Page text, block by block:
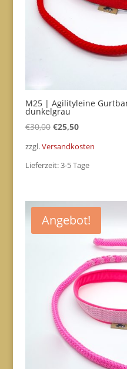
M25 | Agilityleine
dunkelgrau
€30,00 Ursprünglicher
€30,00
€25,50Aktueller
€25,50.
zzgl.Versandkosten
Lieferzeit:3-5 Tage
Angebot!